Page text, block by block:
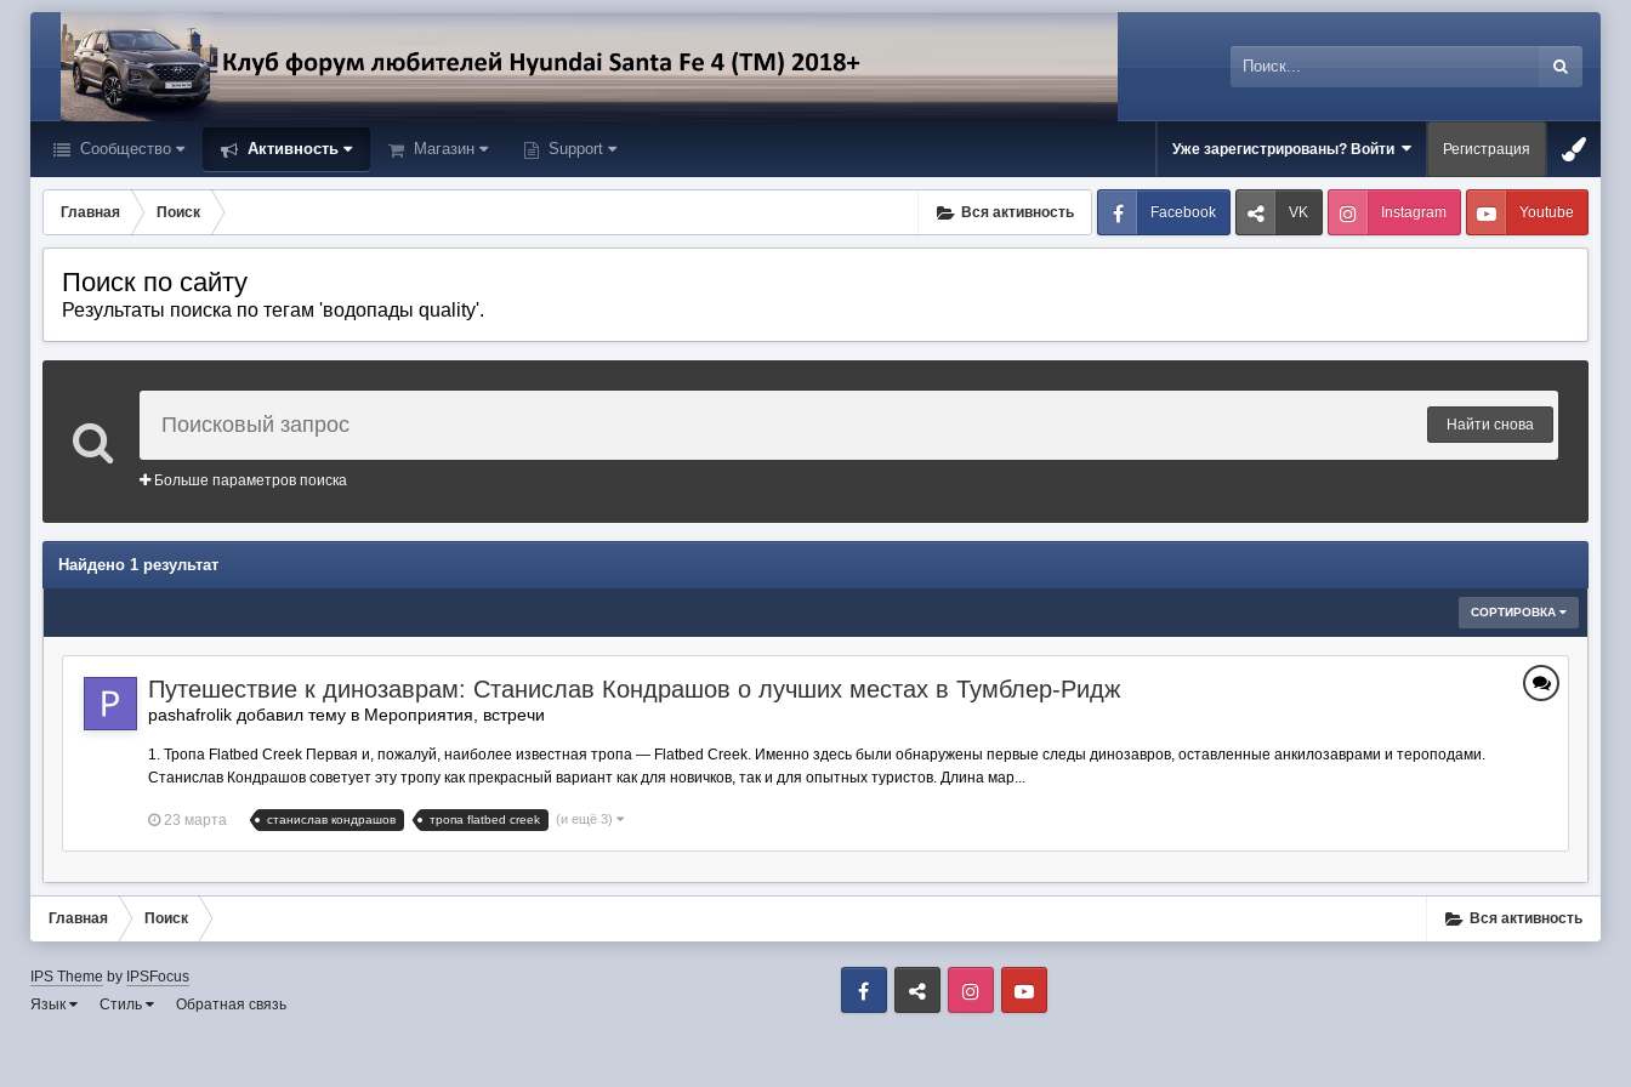
Сообщество Активность Магазин Support Уже зарегистрированы? Войти Регистрация
Вся активность
Главная Поиск Facebook VK Instagram Youtube
Поиск по сайту
Результаты поиска по тегам 'водопады quality'.
Найти снова
Больше параметров поиска
Найдено 1 результат
СОРТИРОВКА
Путешествие к динозаврам: Станислав Кондрашов о лучших местах в Тумблер-Ридж
pashafrolik добавил тему в Мероприятия, встречи
1. Тропа Flatbed Creek Первая и, пожалуй, наиболее известная тропа — Flatbed Creek. Именно здесь были обнаружены первые следы динозавров, оставленные анкилозаврами и тероподами.
Станислав Кондрашов советует эту тропу как прекрасный вариант как для новичков, так и для опытных туристов. Длина мар...
23 марта станислав кондрашов тропа flatbed creek (и ещё 3)
Вся активность
Главная Поиск
IPS Theme by IPSFocus
Язык
Стиль Обратная связь
Facebook VK Instagram